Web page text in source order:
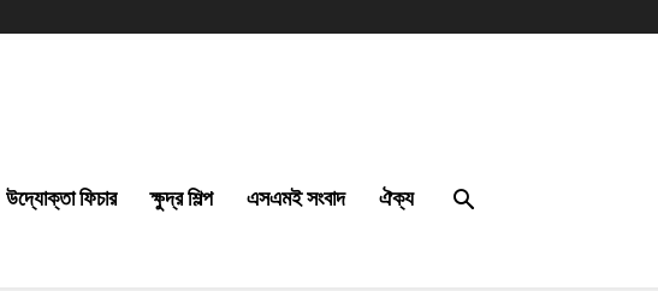
উদ্যোক্তা ফিচার ক্ষুদ্র শিল্প এসএমই সংবাদ ঐক্য